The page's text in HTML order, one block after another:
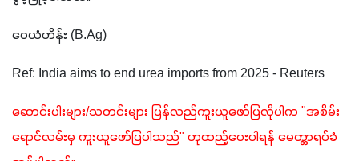
ဝေယံဟိန်း (B.Ag)
Ref: India aims to end urea imports from 2025 - Reuters
ဆောင်းပါးများ/သတင်းများ ပြန်လည်ကူးယူဖော်ပြလိုပါက "အစိမ်း
ရောင်လမ်းမှ ကူးယူဖော်ပြပါသည်" ဟုထည့်ပေးပါရန် မေတ္တာရပ်ခံ